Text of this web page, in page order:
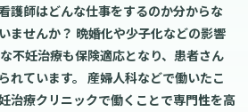
護師はどんな仕事をするのか分からな
ませんか？ 晩婚化や少子化などの影響
不妊治療も保険適応となり、患者さん
れています。 産婦人科などで働いたこ
治療クリニックで働くことで専門性を高